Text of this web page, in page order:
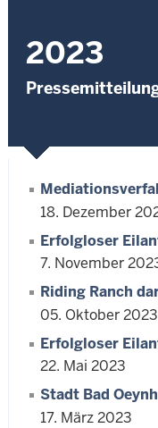
2023
18. Dezember
Erfolgloser
7. November
Riding Ranch
05. Oktober 2023
Erfolgloser
22. Mai 2023
Stadt Bad
17. März 2023